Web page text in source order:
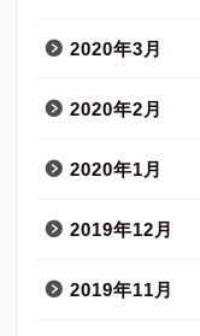
2020年3月
2020年2月
2020年1月
2019年12月
2019年11月